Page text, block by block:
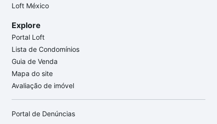
Loft México
Explore
Portal Loft
Lista de Condomínios
Guia de Venda
Mapa do site
Avaliação de imóvel
Portal de Denúncias